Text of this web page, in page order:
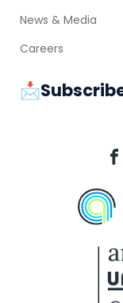
News & Media
Careers